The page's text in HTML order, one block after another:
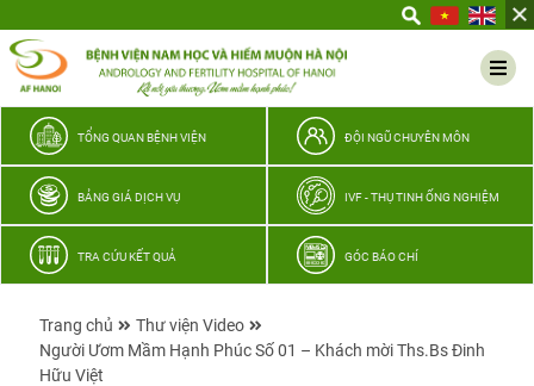
thương
TỔNG QUAN BỆNH VIỆN ĐỘI NGŨ CHUYÊN MÔN
BẢNG GIÁ DỊCH VỤ IVF - THỤ TINH ỐNG NGHIỆM
TRA CỨU KẾT QUẢ GÓC BÁO CHÍ
Trang chủ
Thư viện Video
Người Ươm Mầm Hạnh Phúc Số 01 – Khách mời Ths.Bs Đinh
Hữu Việt